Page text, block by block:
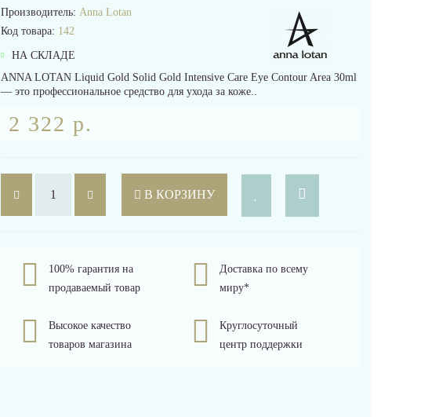
Производитель: Anna Lotan
Код товара: 142
НА СКЛАДЕ
ANNA LOTAN Liquid Gold Solid Gold Intensive Care Eye Contour Area 30ml
— это профессиональное средство для ухода за коже..
2 322 р.
В КОРЗИНУ
100% гарантия на
продаваемый товар
Доставка по всему
миру*
Высокое качество
товаров магазина
Круглосуточный
центр поддержки